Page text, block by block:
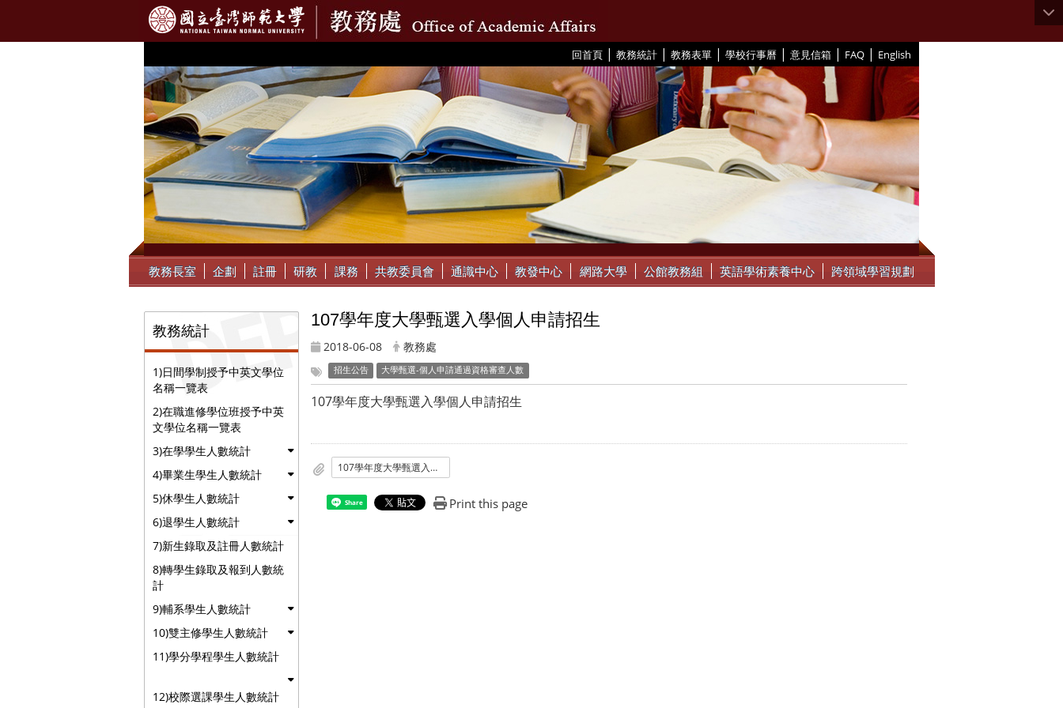
回首頁 | 教務統計 | 教務表單 | 學校行事曆 | 意見信箱 | FAQ | English
::: 教務長室 企劃 註冊 研教 課務 共教委員會 通識中心 教發中心 網路大學 公館教務組 英語學術素養中心 跨領域學習規劃
教務統計
1)日間學制授予中英文學位
名稱一覽表
2)在職進修學位班授予中英
文學位名稱一覽表
3)在學學生人數統計
4)畢業生學生人數統計
5)休學生人數統計
6)退學生人數統計
7)新生錄取及註冊人數統計
8)轉學生錄取及報到人數統
計
9)輔系學生人數統計
10)雙主修學生人數統計
11)學分學程學生人數統計
12)校際選課學生人數統計
107學年度大學甄選入學個人申請招生
2018-06-08 教務處
招生公告 大學甄選-個人申請通過資格審查人數
107學年度大學甄選入學個人申請招生
107學年度大學甄選入學個人申請招生
Share Print this page